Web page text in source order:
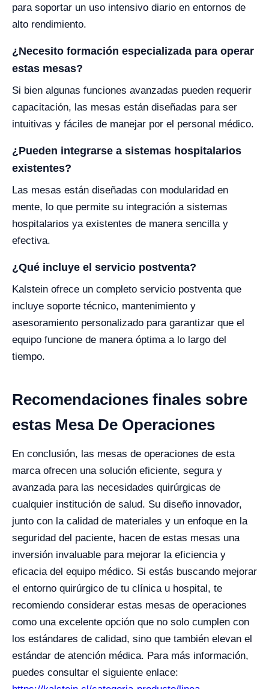
para soportar un uso intensivo diario en entornos de
alto rendimiento.
¿Necesito formación especializada para operar
estas mesas?
Si bien algunas funciones avanzadas pueden requerir
capacitación, las mesas están diseñadas para ser
intuitivas y fáciles de manejar por el personal médico.
¿Pueden integrarse a sistemas hospitalarios
existentes?
Las mesas están diseñadas con modularidad en
mente, lo que permite su integración a sistemas
hospitalarios ya existentes de manera sencilla y
efectiva.
¿Qué incluye el servicio postventa?
Kalstein ofrece un completo servicio postventa que
incluye soporte técnico, mantenimiento y
asesoramiento personalizado para garantizar que el
equipo funcione de manera óptima a lo largo del
tiempo.
Recomendaciones finales sobre
estas Mesa De Operaciones
En conclusión, las mesas de operaciones de esta
marca ofrecen una solución eficiente, segura y
avanzada para las necesidades quirúrgicas de
cualquier institución de salud. Su diseño innovador,
junto con la calidad de materiales y un enfoque en la
seguridad del paciente, hacen de estas mesas una
inversión invaluable para mejorar la eficiencia y
eficacia del equipo médico. Si estás buscando mejorar
el entorno quirúrgico de tu clínica u hospital, te
recomiendo considerar estas mesas de operaciones
como una excelente opción que no solo cumplen con
los estándares de calidad, sino que también elevan el
estándar de atención médica. Para más información,
puedes consultar el siguiente enlace: